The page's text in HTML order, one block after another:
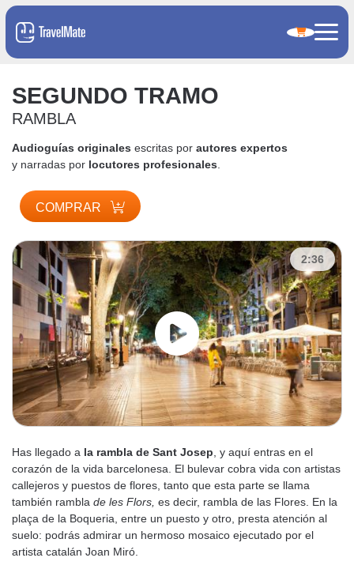
SEGUNDO TRAMO
RAMBLA
Audioguías originales escritas por autores expertos
y narradas por locutores profesionales
COMPRAR
2:36
Has llegado a la rambla de Sant Josep , y aquí entras en el
corazón de la vida barcelonesa. El bulevar cobra vida con artistas
callejeros y puestos de flores, tanto que esta parte se llama
también rambla de les Flors, es decir, rambla de las Flores. En la
plaça de la Boqueria, entre un puesto y otro, presta atención al
suelo: podrás admirar un hermoso mosaico ejecutado por el
artista catalán Joan Miró.